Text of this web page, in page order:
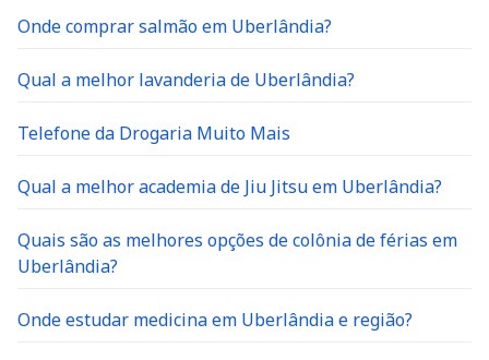
Onde comprar salmão em Uberlândia?
Qual a melhor lavanderia de Uberlândia?
Telefone da Drogaria Muito Mais
Qual a melhor academia de Jiu Jitsu em Uberlândia?
Quais são as melhores opções de colônia de férias em
Uberlândia?
Onde estudar medicina em Uberlândia e região?